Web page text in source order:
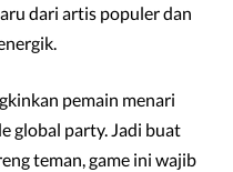
dari artis populer dan
pemain menari
global party. Jadi buat
teman, game ini wajib